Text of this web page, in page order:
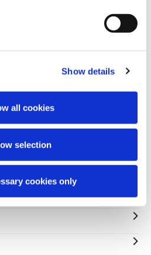
Show details
all cookies
selection
cookies only